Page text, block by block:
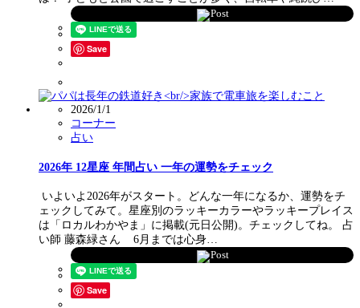
Post
Save
2026/1/1
コーナー
占い
2026年 12星座 年間占い 一年の運勢をチェック
いよいよ2026年がスタート。どんな一年になるか、運勢をチ
ェックしてみて。星座別のラッキーカラーやラッキープレイス
は「ロカルわかやま」に掲載(元日公開)。チェックしてね。 占
い師 藤森緑さん 6月までは心身…
Post
Save